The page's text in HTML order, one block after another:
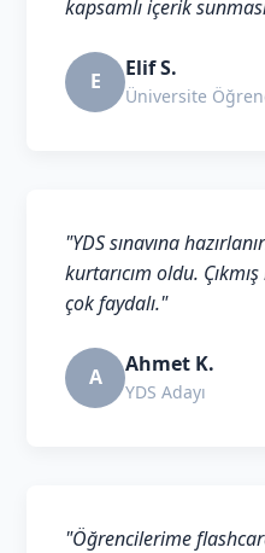
kapsamlı içerik
E Elif S.
Üniversite
"YDS sınavına
kurtarıcım oldu.
çok faydalı."
A Ahmet K.
YDS Adayı
"Öğrencilerime